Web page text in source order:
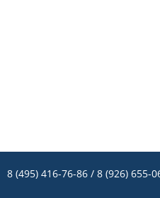
8 (495) 416-76-86 / 8 (926) 655-